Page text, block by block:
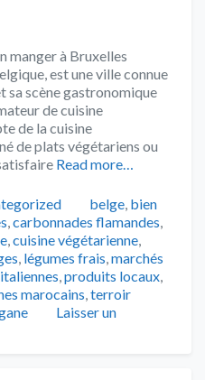
manger à Bruxelles
est une ville connue
sa scène gastronomique
de cuisine
de la cuisine
de plats végétariens ou
Read more…
Tags
belge, bien
,carbonnades flamandes,
,cuisine végétarienne,
, légumes frais,marchés
,produits locaux,
marocains,terroir
Laisser un